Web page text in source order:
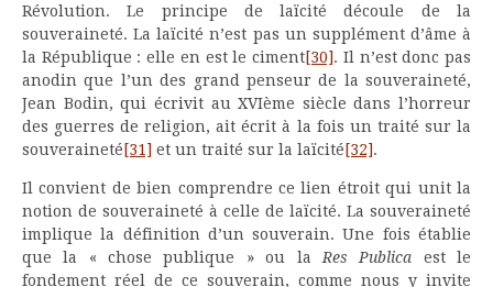
Révolution. Le principe de laïcité découle de la
souveraineté. La laïcité n’est pas un supplément d’âme à
la République : elle en est le ciment[30]. Il n’est donc pas
anodin que l’un des grand penseur de la souveraineté,
Jean Bodin, qui écrivit au XVIème siècle dans l’horreur
des guerres de religion, ait écrit à la fois un traité sur la
souveraineté [31] et un traité sur la laïcité [32].
Il convient de bien comprendre ce lien étroit qui unit la
notion de souveraineté à celle de laïcité. La souveraineté
implique la définition d’un souverain. Une fois établie
que la « chose publique » ou la Res Publica est le
fondement réel de ce souverain, comme nous y invite